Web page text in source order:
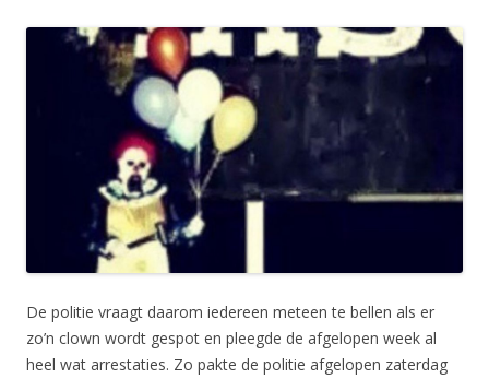
De politie vraagt daarom iedereen meteen te bellen als er
zo’n clown wordt gespot en pleegde de afgelopen week al
heel wat arrestaties. Zo pakte de politie afgelopen zaterdag